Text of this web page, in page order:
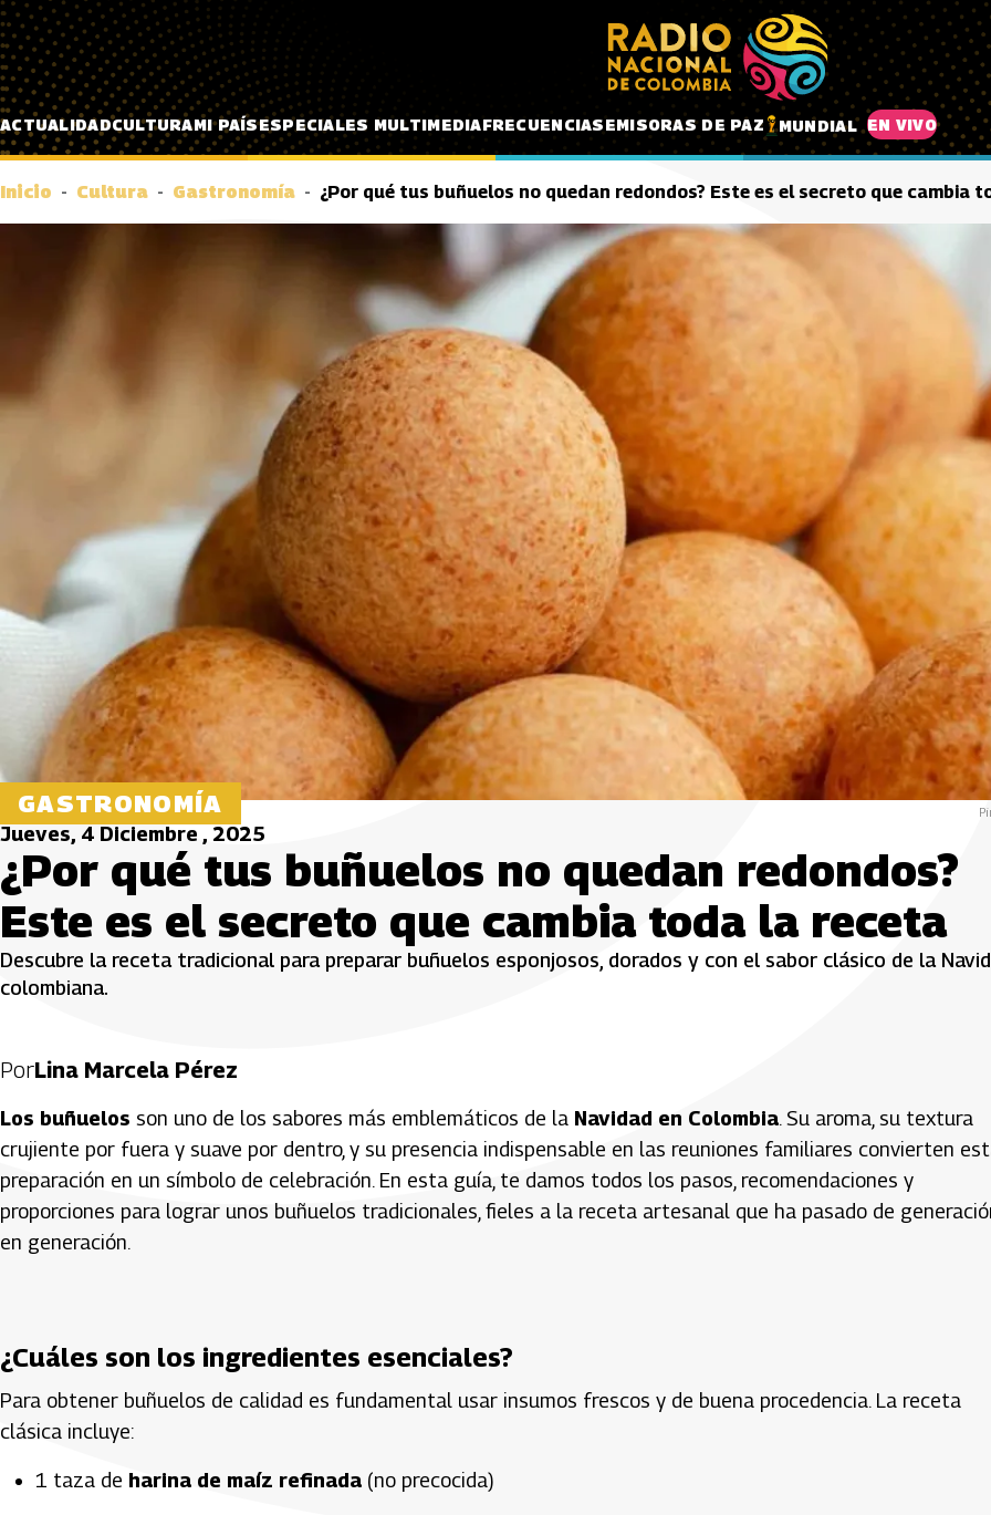
Pasar al contenido principal
ACTUALIDADCULTURAMI PAÍSESPECIALES MULTIMEDIAFRECUENCIASEMISORAS DE PAZ MUNDIAL EN VIVO
Inicio Cultura Gastronomía ¿Por qué tus buñuelos no quedan redondos? Este es el secreto que cambia
GASTRONOMÍA
Jueves, 4 Diciembre , 2025
¿Por qué tus buñuelos no quedan redondos?
Este es el secreto que cambia toda la receta
Descubre la receta tradicional para preparar buñuelos esponjosos, dorados y con el sabor clásico de la
colombiana.
PorLina Marcela Pérez
Los buñuelos son uno de los sabores más emblemáticos de la Navidad en Colombia. Su aroma, su textura
crujiente por fuera y suave por dentro, y su presencia indispensable en las reuniones familiares convierten
preparación en un símbolo de celebración. En esta guía, te damos todos los pasos, recomendaciones y
proporciones para lograr unos buñuelos tradicionales, fieles a la receta artesanal que ha pasado de
en generación.
¿Cuáles son los ingredientes esenciales?
Para obtener buñuelos de calidad es fundamental usar insumos frescos y de buena procedencia. La receta
clásica incluye:
1 taza de harina de maíz refinada (no precocida)